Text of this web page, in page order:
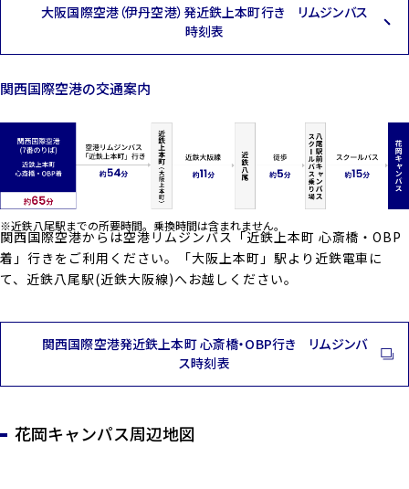
大阪国際空港（伊丹空港）発近鉄上本町行き リムジンバス
時刻表
関西国際空港の交通案内
※近鉄八尾駅までの所要時間。乗換時間は含まれません。
関西国際空港からは空港リムジンバス「近鉄上本町 心斎橋・OBP
着」行きをご利用ください。「大阪上本町」駅より近鉄電車に
て、近鉄八尾駅(近鉄大阪線)へお越しください。
関西国際空港発近鉄上本町 心斎橋・OBP行き リムジンバ
ス時刻表
花岡キャンパス周辺地図